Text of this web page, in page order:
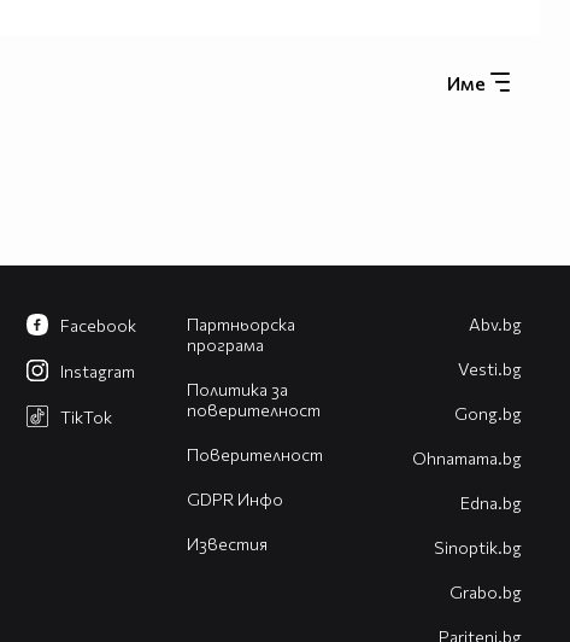
Име
Партньорска
програма
Политика за
поверителност
Поверителност
GDPR Инфо
Известия
Facebook
Instagram
TikTok
Abv.bg
Vesti.bg
Gong.bg
Оhnamama.bg
Edna.bg
Sinoptik.bg
Grabo.bg
Pariteni.bg